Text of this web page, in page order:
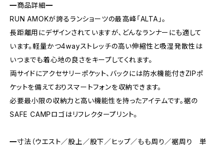
━商品詳細━
RUN AMOKが誇るランショーツの最高峰「ALTA」。
長距離用にデザインされていますが、どんなランナーにも適して
います。軽量かつ4wayストレッチの高い伸縮性と吸湿発散性は
いつまでも着心地の良さをキープしてくれます。
両サイドにアクセサリーポケット、バックには防水機能付きZIPポ
ケットを備えておりスマートフォンを収納できます。
必要最小限の収納力と高い機能性を持ったアイテムです。裾の
SAFE CAMPロゴはリフレクタープリント。
━寸法（ウエスト／股上／股下／ヒップ／もも周り／裾周り 単